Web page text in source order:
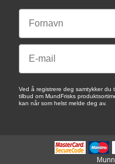
Email
Ved å registrere deg samtykker du
tilbud om MundFrisks
kan når som helst melde deg av.